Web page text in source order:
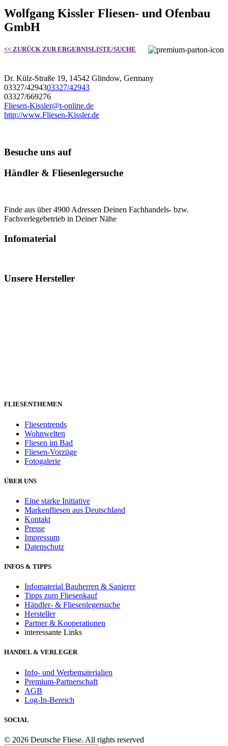
Wolfgang Kissler Fliesen- und Ofenbau
GmbH
<< ZURÜCK ZUR ERGEBNISLISTE/SUCHE
Dr. Külz-Straße 19, 14542 Glindow, Germany
03327/4294303327/42943
03327/669276
Fliesen-Kissler@t-online.de
http://www.Fliesen-Kissler.de
Besuche uns auf
Händler & Fliesenlegersuche
Finde aus über 4900 Adressen Deinen Fachhandels- bzw.
Fachverlegebetrieb in Deiner Nähe
Infomaterial
Unsere Hersteller
FLIESENTHEMEN
Fliesentrends
Wohnwelten
Fliesen im Bad
Fliesen-Vorzüge
Fotogalerie
ÜBER UNS
Eine starke Initiative
Markenfliesen aus Deutschland
Kontakt
Presse
Impressum
Datenschutz
INFOS & TIPPS
Infomaterial Bauherren & Sanierer
Tipps zum Fliesenkauf
Händler- & Fliesenlegersuche
Hersteller
Partner & Kooperationen
interessante Links
HANDEL & VERLEGER
Info- und Werbematerialien
Premium-Partnerschaft
AGB
Log-In-Bereich
SOCIAL
© 2026 Deutsche Fliese. All rights reserved